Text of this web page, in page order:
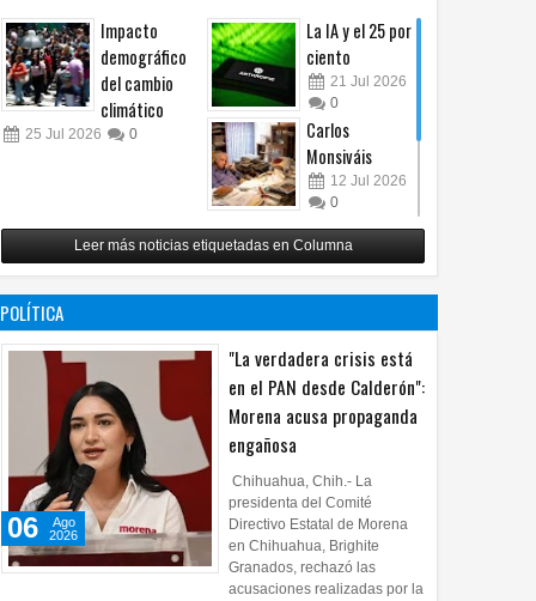
Impacto
demográfico
del cambio
climático
25 Jul 2026 0
La IA y el 25 por
ciento
21 Jul 2026
0
Carlos
Monsiváis
12 Jul 2026
0
Revuelo en la
inteligencia
artificial
0
Leer más noticias etiquetadas en Columna
POLÍTICA
"La verdadera crisis está
en el PAN desde Calderón":
Morena acusa propaganda
engañosa
06
Ago
2026
Chihuahua, Chih.- La
presidenta del Comité
Directivo Estatal de Morena
en Chihuahua, Brighite
Granados, rechazó las
acusaciones realizadas por la